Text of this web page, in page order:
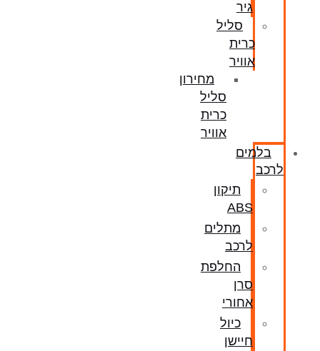
גיר
סליל
כרית
אוויר
מחירון
סליל
כרית
אוויר
בלמים
לרכב
תיקון
ABS
מתלים
לרכב
החלפת
סרן
אחורי
כיול
חיישן